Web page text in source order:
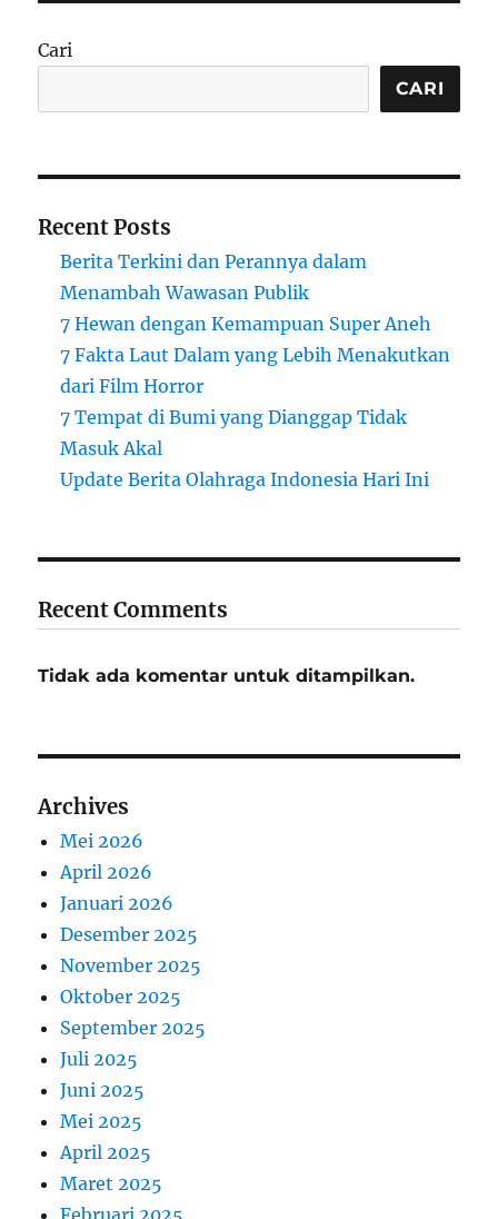
Cari
CARI
Recent Posts
Berita Terkini dan Perannya dalam
Menambah Wawasan Publik
7 Hewan dengan Kemampuan Super Aneh
7 Fakta Laut Dalam yang Lebih Menakutkan
dari Film Horror
7 Tempat di Bumi yang Dianggap Tidak
Masuk Akal
Update Berita Olahraga Indonesia Hari Ini
Recent Comments
Tidak ada komentar untuk ditampilkan.
Archives
Mei 2026
April 2026
Januari 2026
Desember 2025
November 2025
Oktober 2025
September 2025
Juli 2025
Juni 2025
Mei 2025
April 2025
Maret 2025
Februari 2025